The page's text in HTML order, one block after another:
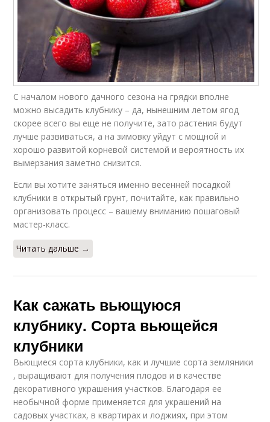
С началом нового дачного сезона на грядки вполне
можно высадить клубнику – да, нынешним летом ягод
скорее всего вы еще не получите, зато растения будут
лучше развиваться, а на зимовку уйдут с мощной и
хорошо развитой корневой системой и вероятность их
вымерзания заметно снизится.
Если вы хотите заняться именно весенней посадкой
клубники в открытый грунт, почитайте, как правильно
организовать процесс – вашему вниманию пошаговый
мастер-класс.
Читать дальше →
Как сажать вьющуюся
клубнику. Сорта вьющейся
клубники
Вьющиеся сорта клубники, как и лучшие сорта земляники
, выращивают для получения плодов и в качестве
декоративного украшения участков. Благодаря ее
необычной форме применяется для украшений на
садовых участках, в квартирах и лоджиях, при этом